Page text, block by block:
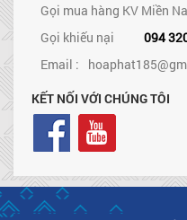
Gọi mua hàng KV Miền
Gọi khiếu nại
094
Email :
KẾT NỐI VỚI CHÚNG TÔI